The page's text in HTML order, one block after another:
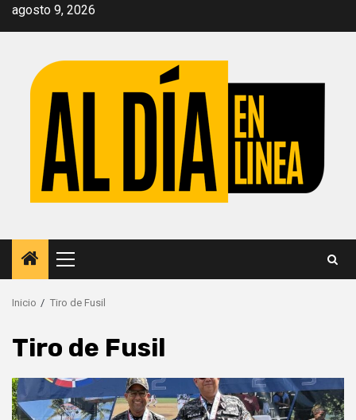
Saltar
agosto 9, 2026
Menú
principal
Inicio Tiro de Fusil
Tiro de Fusil